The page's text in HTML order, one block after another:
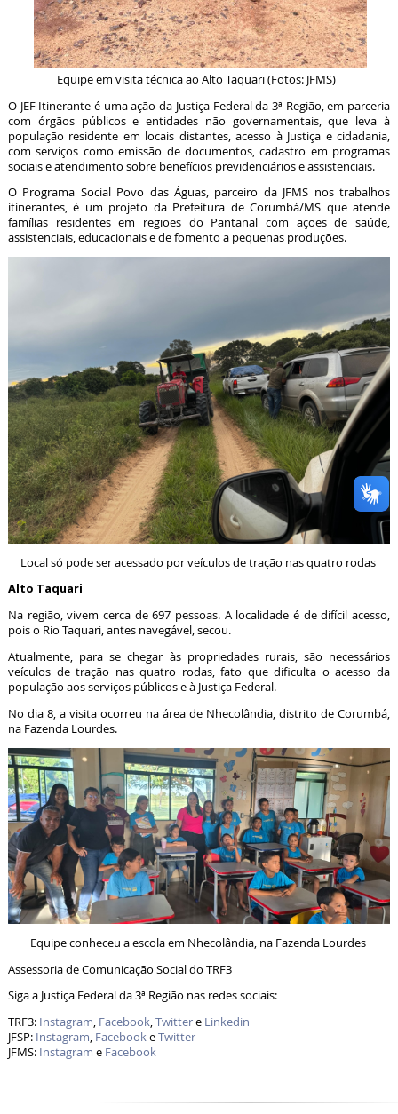
Equipe em visita técnica ao Alto Taquari (Fotos: JFMS)
O JEF Itinerante é uma ação da Justiça Federal da 3ª Região, em parceria
com órgãos públicos e entidades não governamentais, que leva à
população residente em locais distantes, acesso à Justiça e cidadania,
com serviços como emissão de documentos, cadastro em programas
sociais e atendimento sobre benefícios previdenciários e assistenciais.
O Programa Social Povo das Águas, parceiro da JFMS nos trabalhos
itinerantes, é um projeto da Prefeitura de Corumbá/MS que atende
famílias residentes em regiões do Pantanal com ações de saúde,
assistenciais, educacionais e de fomento a pequenas produções.
Local só pode ser acessado por veículos de tração nas quatro rodas
Alto Taquari
Na região, vivem cerca de 697 pessoas. A localidade é de difícil acesso,
pois o Rio Taquari, antes navegável, secou.
Atualmente, para se chegar às propriedades rurais, são necessários
veículos de tração nas quatro rodas, fato que dificulta o acesso da
população aos serviços públicos e à Justiça Federal.
No dia 8, a visita ocorreu na área de Nhecolândia, distrito de Corumbá,
na Fazenda Lourdes.
Equipe conheceu a escola em Nhecolândia, na Fazenda Lourdes
Assessoria de Comunicação Social do TRF3
Siga a Justiça Federal da 3ª Região nas redes sociais:
TRF3: Instagram, Facebook,Twittere Linkedin
JFSP: Instagram, FacebookeTwitter
JFMS: Instagram e Facebook